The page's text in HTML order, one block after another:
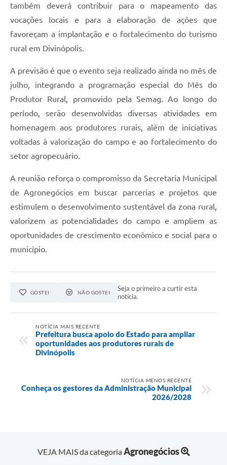
também deverá contribuir para o mapeamento das
vocações locais e para a elaboração de ações que
favoreçam a implantação e o fortalecimento do turismo
rural em Divinópolis.
A previsão é que o evento seja realizado ainda no mês de
julho, integrando a programação especial do Mês do
Produtor Rural, promovido pela Semag. Ao longo do
período, serão desenvolvidas diversas atividades em
homenagem aos produtores rurais, além de iniciativas
voltadas à valorização do campo e ao fortalecimento do
setor agropecuário.
A reunião reforça o compromisso da Secretaria Municipal
de Agronegócios em buscar parcerias e projetos que
estimulem o desenvolvimento sustentável da zona rural,
valorizem as potencialidades do campo e ampliem as
oportunidades de crescimento econômico e social para o
município.
GOSTEI NÃO GOSTEI
Seja o primeiro a curtir esta
notícia.
NOTÍCIA MAIS RECENTE
Prefeitura busca apoio do Estado para ampliar
oportunidades aos produtores rurais de
Divinópolis
NOTÍCIA MENOS RECENTE
Conheça os gestores da Administração Municipal
2026/2028
VEJA MAIS da categoriaAgronegócios